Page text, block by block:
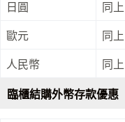
日圓 同上
歐元 同上
人民幣 同上
臨櫃結購外幣存款優惠